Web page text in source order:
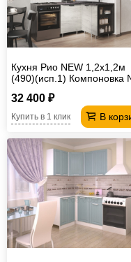
Кухня Рио NEW 1,2х1,2м
(490)(исп.1) Компоновка
32 400 ₽
В
Купить в 1 клик